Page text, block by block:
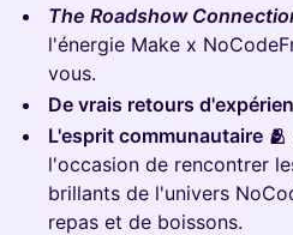
The Roadshow
l'énergie Make x
vous.
De vrais retours
L'esprit communautaire 🫂
l'occasion de rencontrer
brillants de l'univers
repas et de boissons.